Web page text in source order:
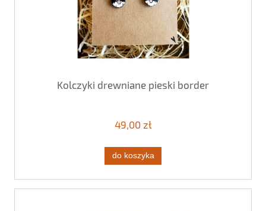
Kolczyki drewniane pieski border
49,00 zł
do koszyka